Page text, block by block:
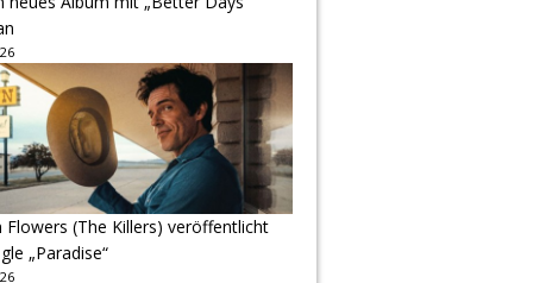
Flowers (The Killers) veröffentlicht
„Paradise“